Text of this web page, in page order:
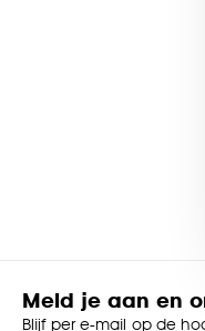
Meld je aan en
Blijf per e-mail op de